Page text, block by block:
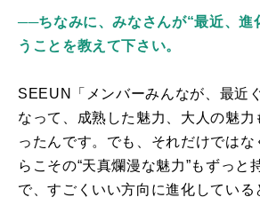
──ちなみに、みなさんが“最近、進
うことを教えて下さい。
SEEUN「メンバーみんなが、最近
なって、成熟した魅力、大人の魅力
ったんです。でも、それだけではな
らこその“天真爛漫な魅力”もずっと
で、すごくいい方向に進化している